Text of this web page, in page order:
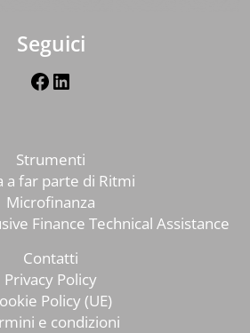
Seguici
Facebook
Strumenti
a far parte di Ritmi
Microfinanza
Finance Technical Assistance
Contatti
Privacy Policy
Policy (UE)
e condizioni